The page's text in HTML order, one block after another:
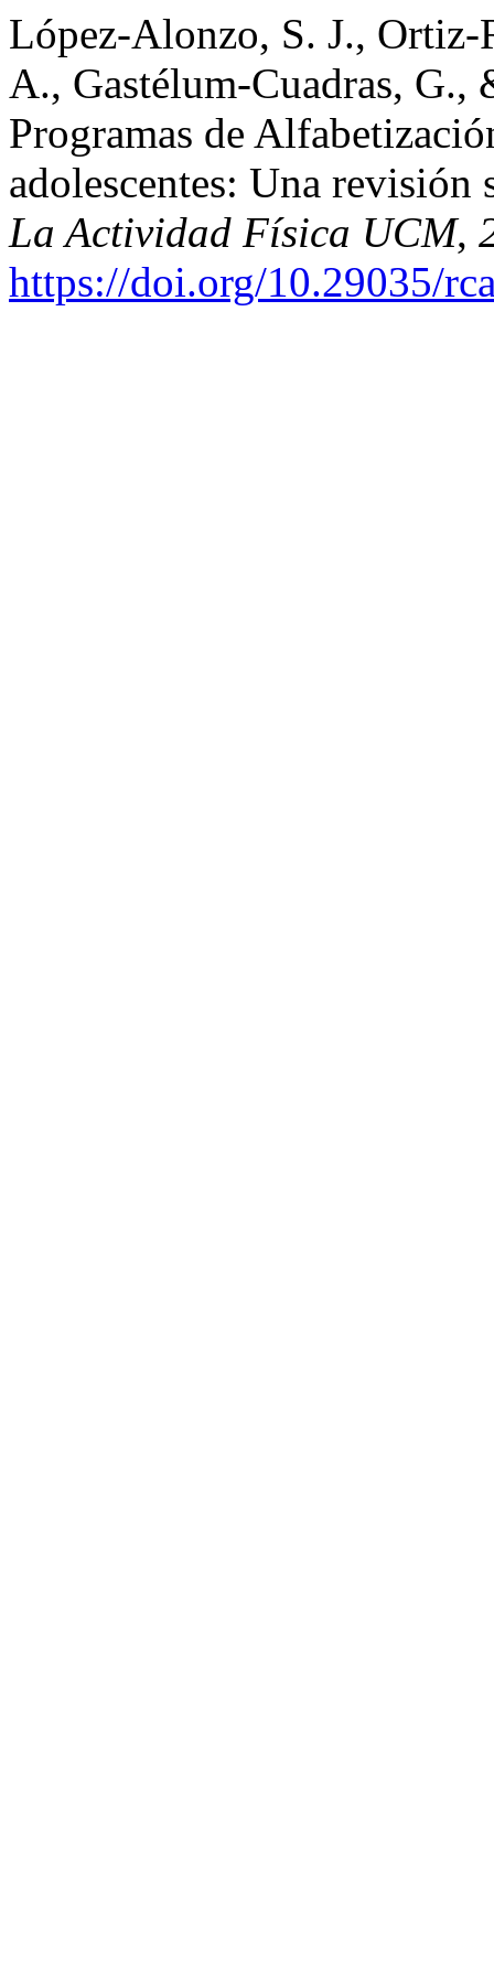
López-Alonzo, S. J., Ortiz-
A., Gastélum-Cuadras, G.,
Programas de
adolescentes: Una revisión
La Actividad Física UCM,
https://doi.org/10.29035/